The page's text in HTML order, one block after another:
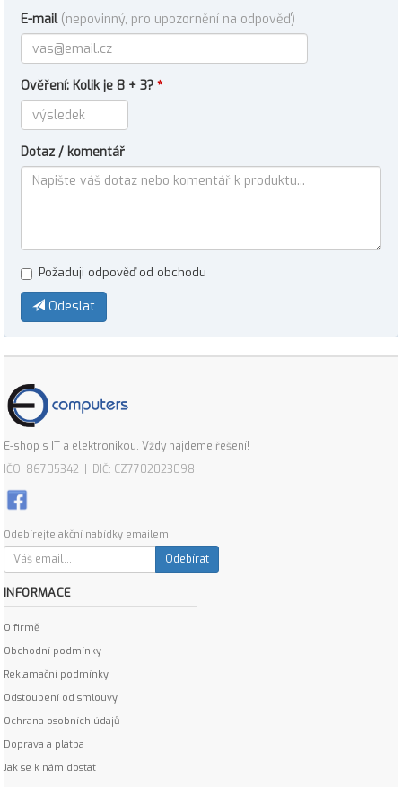
E-mail (nepovinný, pro upozornění na odpověď)
Ověření: Kolik je 8 + 3? *
Dotaz / komentář
Požaduji odpověď od obchodu
Odeslat
E-shop s IT a elektronikou. Vždy najdeme řešení!
IČO: 86705342 | DIČ: CZ7702023098
Odebírejte akční nabídky emailem:
Odebírat
INFORMACE
O firmě
Obchodní podmínky
Reklamační podmínky
Odstoupení od smlouvy
Ochrana osobních údajů
Doprava a platba
Jak se k nám dostat